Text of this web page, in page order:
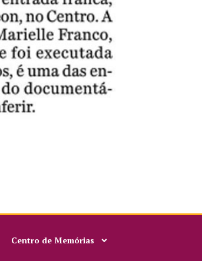
Centro de Memórias